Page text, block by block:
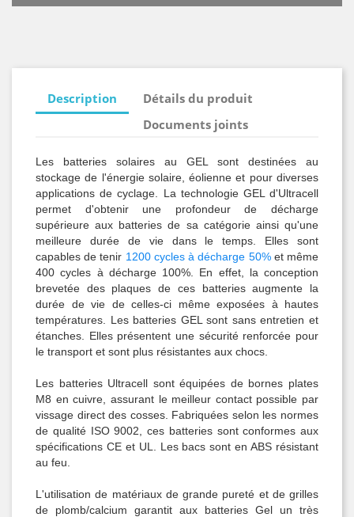
Description
Détails du produit
Documents joints
Les batteries solaires au GEL sont destinées au
stockage de l'énergie solaire, éolienne et pour diverses
applications de cyclage. La technologie GEL d'Ultracell
permet d'obtenir une profondeur de décharge
supérieure aux batteries de sa catégorie ainsi qu'une
meilleure durée de vie dans le temps. Elles sont
capables de tenir 1200 cycles à décharge 50%et même
400 cycles à décharge 100%. En effet, la conception
brevetée des plaques de ces batteries augmente la
durée de vie de celles-ci même exposées à hautes
températures. Les batteries GEL sont sans entretien et
étanches. Elles présentent une sécurité renforcée pour
le transport et sont plus résistantes aux chocs.
Les batteries Ultracell sont équipées de bornes plates
M8 en cuivre, assurant le meilleur contact possible par
vissage direct des cosses. Fabriquées selon les normes
de qualité ISO 9002, ces batteries sont conformes aux
spécifications CE et UL. Les bacs sont en ABS résistant
au feu.
L'utilisation de matériaux de grande pureté et de grilles
de plomb/calcium garantit aux batteries Gel un très